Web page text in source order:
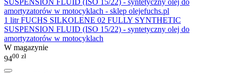
1 litr FUCHS SILKOLENE 02 FULLY SYNTHETIC
SUSPENSION FLUID (ISO 15/22) - syntetyczny olej do
amortyzatorów w motocyklach
W magazynie
9400 zł